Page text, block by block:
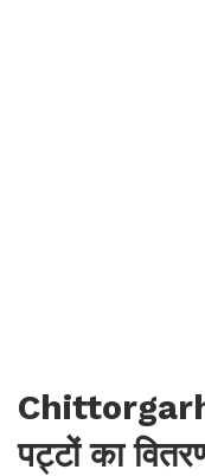
Chittorgarh:
पट्टों का